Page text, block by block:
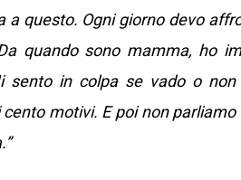
a questo. Ogni giorno devo
quando sono mamma, ho
sento in colpa se vado o
motivi. E poi non